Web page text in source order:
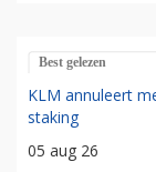
Best gelezen
KLM annuleert
staking
05 aug 26